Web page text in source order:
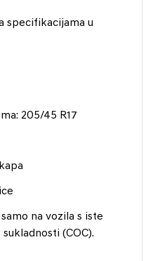
specifikacijama u
205/45 R17
na vozila s iste
(COC).